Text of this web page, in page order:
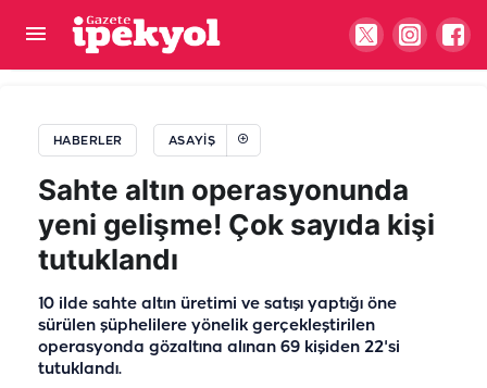
HABERLER ASAYIŞ
Sahte altın operasyonunda
yeni gelişme! Çok sayıda kişi
tutuklandı
10 ilde sahte altın üretimi ve satışı yaptığı öne
sürülen şüphelilere yönelik gerçekleştirilen
operasyonda gözaltına alınan 69 kişiden 22'si
tutuklandı.
Şanlıurfa’da husumetlilerin hedefi hastane